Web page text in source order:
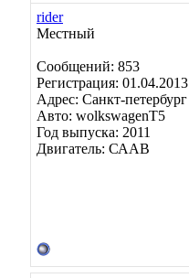
rider
Местный
Сообщений: 853
Регистрация: 01.04.2013
Адрес: Санкт-петербург
Авто: wolkswagenT5
Год выпуска: 2011
Двигатель: СААВ